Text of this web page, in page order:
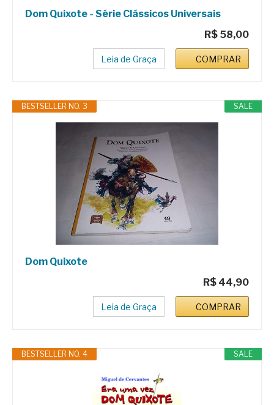
Dom Quixote - Série Clássicos Universais
R$ 58,00
Leia de Graça COMPRAR
SALE
BESTSELLER NO. 3
Dom Quixote
R$ 44,90
Leia de Graça COMPRAR
SALE
BESTSELLER NO. 4